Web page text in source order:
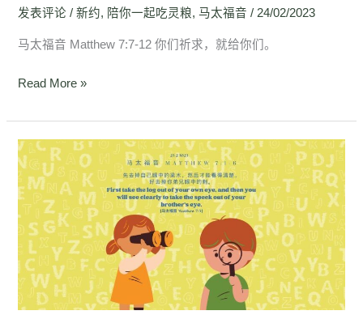
发表评论 /新约, 陪你一起吃灵粮,马太福音 /24/02/2023
马太福音 Matthew 7:7-12 你们祈求，就给你们。
Read More »
马
太
福
音
Matthew
7:1-
6